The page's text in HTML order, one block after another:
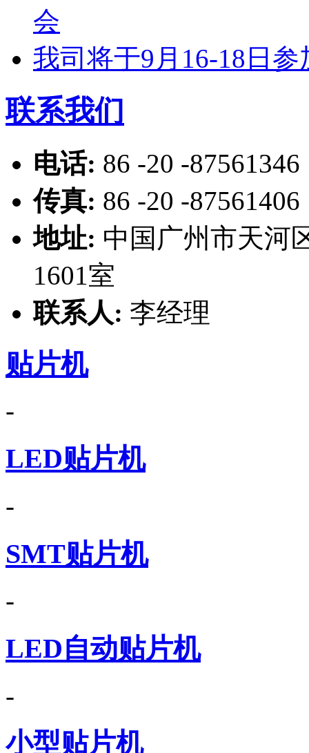
会
我司将于9月16-18日
联系我们
电话: 86 -20 -87561346
传真: 86 -20 -87561406
地址: 中国广州市天河
1601室
联系人: 李经理
贴片机
-
LED贴片机
-
SMT贴片机
-
LED自动贴片机
-
小型贴片机